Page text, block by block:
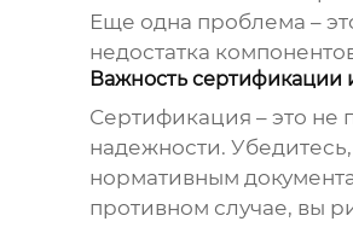
Еще одна проблема –
недостатка
Важность сертификации
Сертификация – это не
надежности.
нормативным
противном случае, вы